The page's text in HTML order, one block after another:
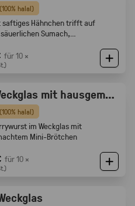
halal)
saftiges Hähnchen trifft auf
Sumach,
vom knusprigen Brot
für 10 ×
Halal Currywurst im Weckglas mit hausgemachtem Mini-Brötchen
halal)
im Weckglas mit
Mini-Brötchen
für 10 ×